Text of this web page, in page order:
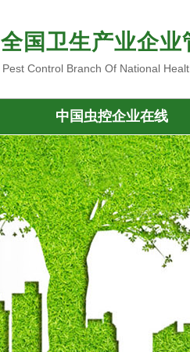
全国卫生产业企
Pest Control Branch Of National
中国虫控企业在线